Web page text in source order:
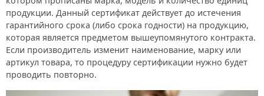
продукции. Данный сертификат действует до истечения
гарантийного срока (либо срока годности) на продукцию,
которая является предметом вышеупомянутого контракта.
Если производитель изменит наименование, марку или
артикул товара, то процедуру сертификации нужно будет
проводить повторно.